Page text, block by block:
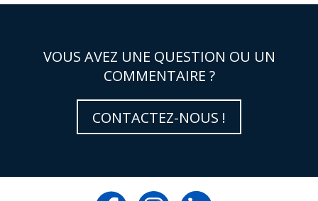
VOUS AVEZ UNE QUESTION OU UN
COMMENTAIRE ?
CONTACTEZ-NOUS !